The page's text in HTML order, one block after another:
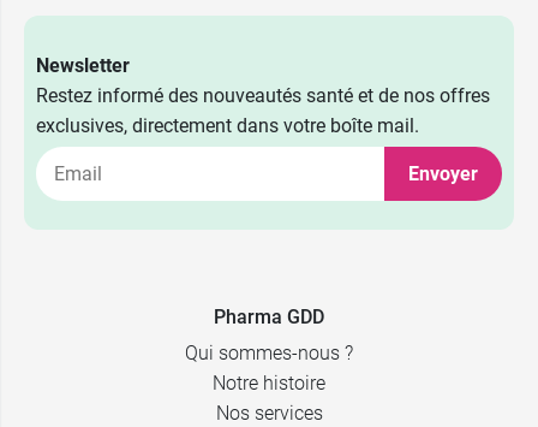
Newsletter
Restez informé des nouveautés santé et de nos offres
exclusives, directement dans votre boîte mail.
Envoyer
Pharma GDD
Qui sommes-nous ?
Notre histoire
Nos services